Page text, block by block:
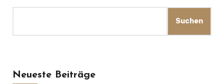
Suchen
Neueste Beiträge